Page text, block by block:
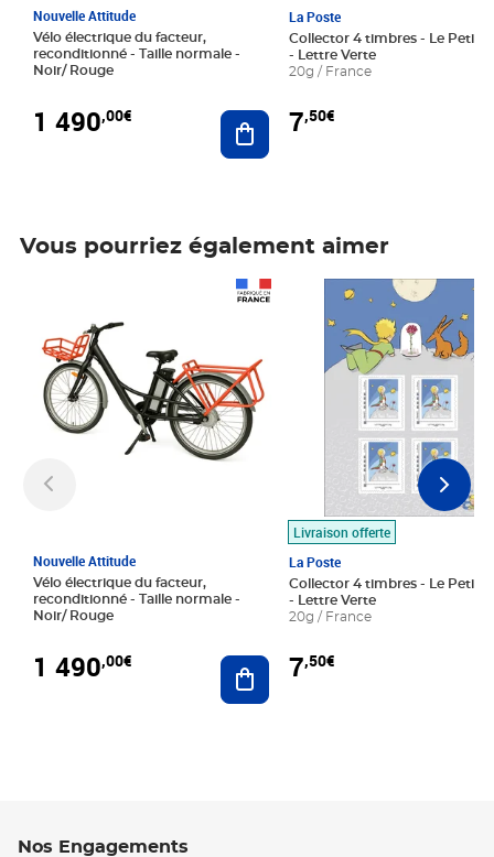
Nouvelle Attitude
Vélo électrique du facteur,
reconditionné - Taille normale -
Noir/ Rouge
1 490,00€ Ajouter au panier
La Poste
Collector 4 timbres - Le Petit
- Lettre Verte
20g / France
7,50€
Vous pourriez également aimer
Nouvelle Attitude
Vélo électrique du facteur,
reconditionné - Taille normale -
Noir/ Rouge
1 490,00€ Ajouter au panier
Livraison offerte
La Poste
Collector 4 timbres - Le Petit
- Lettre Verte
20g / France
7,50€
Prix 7,50€
Nos Engagements